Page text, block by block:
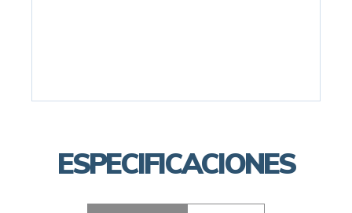
ESPECIFICACIONES